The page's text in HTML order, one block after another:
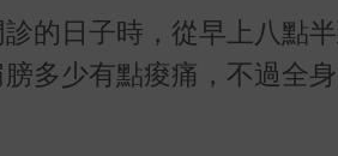
的日子時，從早上八點
多少有點痠痛，不過全